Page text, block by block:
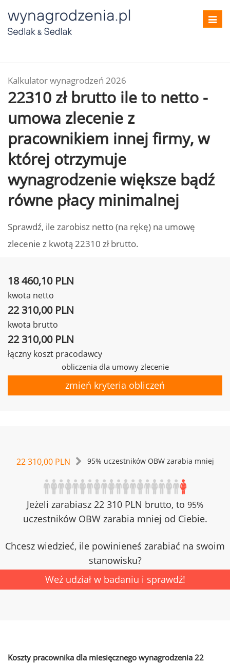
Kalkulator wynagrodzeń 2026
22310 zł brutto ile to netto -
umowa zlecenie z
pracownikiem innej firmy, w
której otrzymuje
wynagrodzenie większe bądź
równe płacy minimalnej
Sprawdź, ile zarobisz netto (na rękę) na umowę
zlecenie z kwotą 22310 zł brutto.
18 460,10 PLN
kwota netto
22 310,00 PLN
kwota brutto
22 310,00 PLN
łączny koszt pracodawcy
obliczenia dla umowy zlecenie
zmień kryteria obliczeń
22 310,00 PLN 95% uczestników OBW zarabia mniej
Jeżeli zarabiasz 22 310 PLN brutto, to 95%
uczestników OBW zarabia mniej od Ciebie.
Chcesz wiedzieć, ile powinieneś zarabiać na swoim
stanowisku?
Weź udział w badaniu i sprawdź!
Koszty pracownika dla miesięcznego wynagrodzenia 22